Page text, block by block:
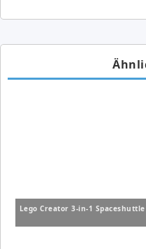
Lego Creator 3-in-1